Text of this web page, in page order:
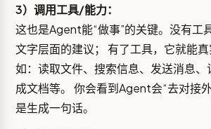
3）调用工具/能力：
这也是Agent能“做事”的关键。没有工
文字层面的建议； 有了工具，它就能
如：读取文件、搜索信息、发送消息、
成文档等。 你会看到Agent会“去对接
是生成一句话。